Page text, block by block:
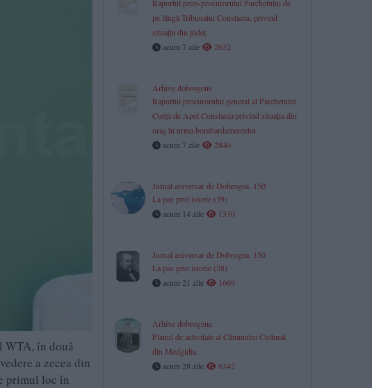
WTA, în două
a zecea din
primul loc în
Raportul prim-procurorului Parchetului de
pe lângă Tribunalul Constanta, privind
situaţia din judeţ
acum 7 zile
2632
​Arhive dobrogene
Raportul procurorului general al Parchetului
Curții de Apel Constanța privind situația din
oraș în urma bombardamentelor
acum 7 zile
2840
Jurnal aniversar de Dobrogea. 150
La pas prin istorie (39)
acum 14 zile
1330
Jurnal aniversar de Dobrogea. 150
La pas prin istorie (38)
acum 21 zile
1669
Arhive dobrogene
Planul de activitate al Căminului Cultural
din Medgidia
acum 28 zile
6342